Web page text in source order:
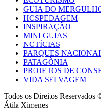
GUIA DO
HOSPEDAGEM
INSPIRAÇÃO
MINI GUIAS
NOTÍCIAS
PARQUES
PATAGÔNIA
PROJETOS DE
VIDA SELVAGEM
Todos os Direitos
Átila Ximenes